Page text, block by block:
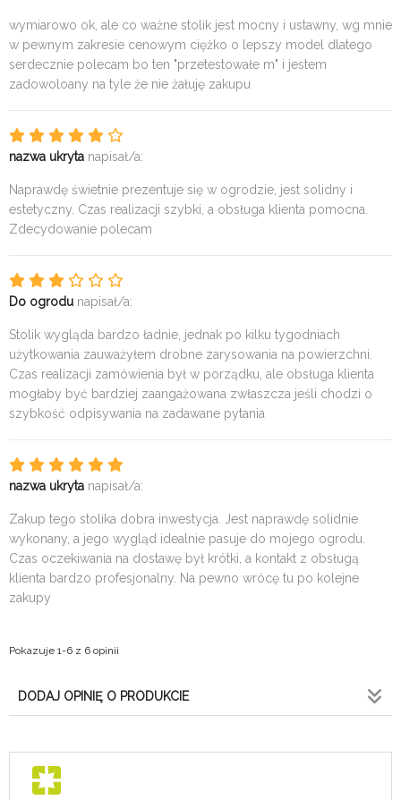
wymiarowo ok, ale co ważne stolik jest mocny i ustawny, wg mnie
w pewnym zakresie cenowym ciężko o lepszy model dlatego
serdecznie polecam bo ten "przetestowałe m" i jestem
zadowoloany na tyle że nie żałuję zakupu
nazwa ukryta napisał/a:
Naprawdę świetnie prezentuje się w ogrodzie, jest solidny i
estetyczny. Czas realizacji szybki, a obsługa klienta pomocna.
Zdecydowanie polecam
Do ogrodu napisał/a:
Stolik wygląda bardzo ładnie, jednak po kilku tygodniach
użytkowania zauważyłem drobne zarysowania na powierzchni.
Czas realizacji zamówienia był w porządku, ale obsługa klienta
mogłaby być bardziej zaangażowana zwłaszcza jeśli chodzi o
szybkość odpisywania na zadawane pytania
nazwa ukryta napisał/a:
Zakup tego stolika dobra inwestycja. Jest naprawdę solidnie
wykonany, a jego wygląd idealnie pasuje do mojego ogrodu.
Czas oczekiwania na dostawę był krótki, a kontakt z obsługą
klienta bardzo profesjonalny. Na pewno wrócę tu po kolejne
zakupy
Pokazuje 1-6 z 6 opinii
DODAJ OPINIĘ O PRODUKCIE